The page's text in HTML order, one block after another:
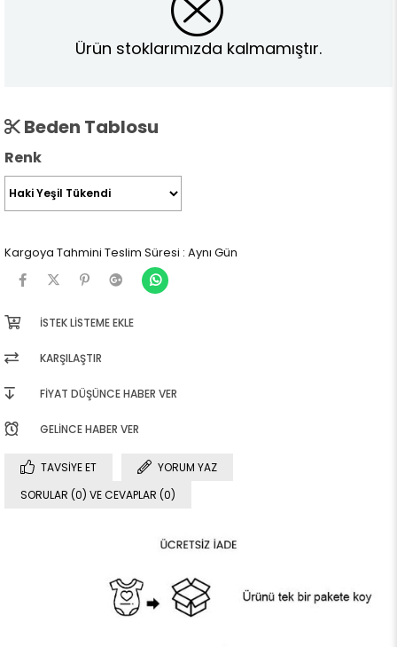
Ürün stoklarımızda kalmamıştır.
Beden Tablosu
Renk
Kargoya Tahmini Teslim Süresi : Aynı Gün
İSTEK LISTEME EKLE
KARŞILAŞTIR
FIYAT DÜŞÜNCE HABER VER
GELINCE HABER VER
TAVSIYE ET
YORUM YAZ
SORULAR (0) VE CEVAPLAR (0)